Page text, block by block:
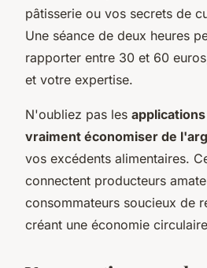
pâtisserie ou vos secrets de
Une séance de deux heures
rapporter entre 30 et 60
et votre expertise.
N'oubliez pas les
vraiment économiser de
vos excédents alimentaires.
connectent producteurs
consommateurs soucieux de
créant une économie